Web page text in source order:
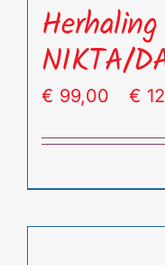
NIKTA/
€ 99,00 €